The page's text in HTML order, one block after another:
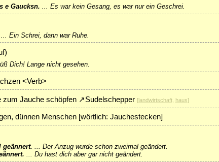
e Gaucksn. ... Es war kein Gesang, es war nur ein Geschrei.
Ein Schrei, dann war Ruhe.
)
Dich! Lange nicht gesehen.
<Verb>
zum Jauche schöpfen ↗Sudelschepper [landwirtschaft, haus]
dünnen Menschen [wörtlich: Jauchestecken]
geännert. ... Der Anzug wurde schon zweimal geändert.
... Du hast dich aber gar nicht geändert.